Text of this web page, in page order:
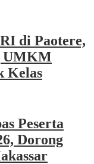
di Paotere,
UMKM
Kelas
Peserta
Dorong